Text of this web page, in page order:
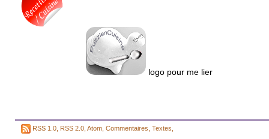
logo pour me lier
RSS 1.0 RSS 2.0 Atom Commentaires Textes